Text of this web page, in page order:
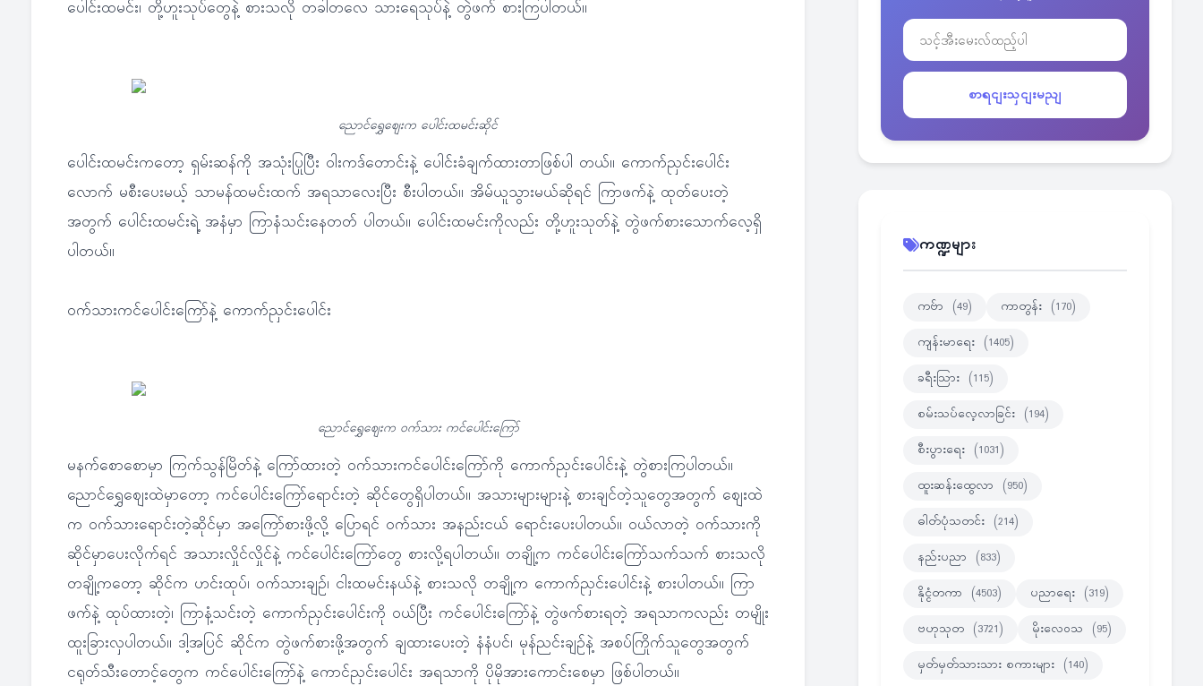
ပေါင်းထမင်း၊ တို့ဟူးသုပ်တွေနဲ့ စားသလို တခါတလေ သားရေသုပ်နဲ့ တွဲဖက် စားကြပါတယ်။
ညောင်ရွှေဈေးက ပေါင်းထမင်းဆိုင်
ပေါင်းထမင်းကတော့ ရှမ်းဆန်ကို အသုံးပြုပြီး ဝါးကဒ်တောင်းနဲ့ ပေါင်းခံချက်ထားတာဖြစ်ပါ တယ်။ ကောက်ညှင်းပေါင်း
လောက် မစီးပေးမယ့် သာမန်ထမင်းထက် အရသာလေးပြီး စီးပါတယ်။ အိမ်ယူသွားမယ်ဆိုရင် ကြာဖက်နဲ့ ထုတ်ပေးတဲ့
အတွက် ပေါင်းထမင်းရဲ့ အနံမှာ ကြာနံသင်းနေတတ် ပါတယ်။ ပေါင်းထမင်းကိုလည်း တို့ဟူးသုတ်နဲ့ တွဲဖက်စားသောက်လေ့ရှိ
ပါတယ်။
၀က်သားကင်ပေါင်းကြော်နဲ့ ကောက်ညှင်းပေါင်း
ညောင်ရွှေဈေးက ဝက်သား ကင်ပေါင်းကြော်
မနက်စောစောမှာ ကြက်သွန်မြိတ်နဲ့ ကြော်ထားတဲ့ ဝက်သားကင်ပေါင်းကြော်ကို ကောက်ညှင်းပေါင်းနဲ့ တွဲစားကြပါတယ်။
ညောင်ရွှေဈေးထဲမှာတော့ ကင်ပေါင်းကြော်ရောင်းတဲ့ ဆိုင်တွေရှိပါတယ်။ အသားများများနဲ့ စားချင်တဲ့သူတွေအတွက် ဈေးထဲ
က ဝက်သားရောင်းတဲ့ဆိုင်မှာ အကြော်စားဖို့လို့ ပြောရင် ဝက်သား အနည်းငယ် ရောင်းပေးပါတယ်။ ဝယ်လာတဲ့ ဝက်သားကို
ဆိုင်မှာပေးလိုက်ရင် အသားလှိုင်လှိုင်နဲ့ ကင်ပေါင်းကြော်တွေ စားလို့ရပါတယ်။ တချို့က ကင်ပေါင်းကြော်သက်သက် စားသလို
တချို့ကတော့ ဆိုင်က ဟင်းထုပ်၊ ဝက်သားချဉ်၊ ငါးထမင်းနယ်နဲ့ စားသလို တချို့က ကောက်ညှင်းပေါင်းနဲ့ စားပါတယ်။ ကြာ
ဖက်နဲ့ ထုပ်ထားတဲ့၊ ကြာနံ့သင်းတဲ့ ကောက်ညှင်းပေါင်းကို ဝယ်ပြီး ကင်ပေါင်းကြော်နဲ့ တွဲဖက်စားရတဲ့ အရသာကလည်း တမျိုး
ထူးခြားလှပါတယ်။ ဒါ့အပြင် ဆိုင်က တွဲဖက်စားဖို့အတွက် ချထားပေးတဲ့ နံနံပင်၊ မုန်ညင်းချဉ်နဲ့ အစပ်ကြိုက်သူတွေအတွက်
ငရုတ်သီးတောင့်တွေက ကင်ပေါင်းကြော်နဲ့ ကောင်ညှင်းပေါင်း အရသာကို ပိုမိုအားကောင်းစေမှာ ဖြစ်ပါတယ်။
စာရငျးသှငျးမညျ
ကဏ္ဍများ
ကဗ်ာ (49) ကာတွန်း (170)
ကျန်းမာရေး (1405)
ခရီးသြား (115)
စမ်းသပ်လေ့လာခြင်း (194)
စီးပွားရေး (1031)
ထူးဆန်းထွေလာ (950)
ဓါတ်ပုံသတင်း (214)
နည်းပညာ (833)
နိုင္ငံတကာ (4503) ပညာရေး (319)
ဗဟုသုတ (3721) မိုးလေဝသ (95)
မှတ်မှတ်သားသား စကားများ (140)